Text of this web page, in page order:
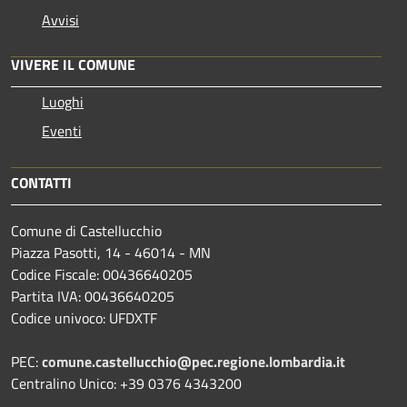
Avvisi
VIVERE IL COMUNE
Luoghi
Eventi
CONTATTI
Comune di Castellucchio
Piazza Pasotti, 14 - 46014 - MN
Codice Fiscale: 00436640205
Partita IVA: 00436640205
Codice univoco: UFDXTF
PEC:comune.castellucchio@pec.regione.lombardia.it
Centralino Unico: +39 0376 4343200